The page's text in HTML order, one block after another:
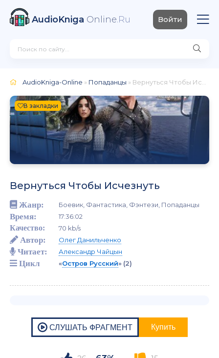
AudioKniga Online.Ru Войти
AudioKniga-Online » Попаданцы » Вернуться Чтобы Исчезнуть
В закладки
Вернуться Чтобы Исчезнуть
Жанр: Боевик, Фантастика, Фэнтези, Попаданцы
Время:
17:36:02
Качество:
70 kb/s
Автор: Олег Данильченко
Читает: Александр Чайцын
Цикл «Остров Русский» (2)